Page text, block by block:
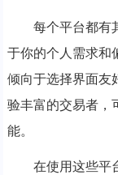
每个平台都有
于你的个人需求和
倾向于选择界面友
验丰富的交易者，
能。
在使用这些平